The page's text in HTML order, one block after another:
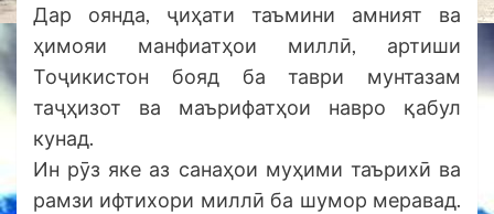
Дар оянда, ҷиҳати таъмини амният ва
ҳимояи манфиатҳои миллӣ, артиши
Тоҷикистон бояд ба таври мунтазам
таҷҳизот ва маърифатҳои навро қабул
кунад.
Ин рӯз яке аз санаҳои муҳими таърихӣ ва
рамзи ифтихори миллӣ ба шумор меравад.